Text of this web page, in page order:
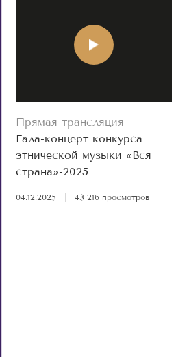
Прямая трансляция
Гала-концерт конкурса
этнической музыки «Вся
страна»-2025
04.12.2025 43 216 просмотров